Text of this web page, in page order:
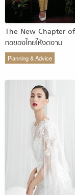
The New Chapter
ทอของไทยให้งดงาม
Planning & Advice